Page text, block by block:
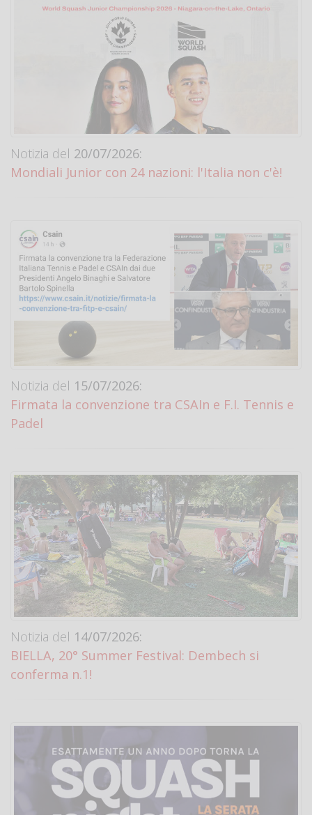
Notizia del 20/07/2026:
Mondiali Junior con 24 nazioni: l'Italia non c'è!
Notizia del 15/07/2026:
Firmata la convenzione tra CSAIn e F.I. Tennis e
Padel
Notizia del 14/07/2026:
BIELLA, 20° Summer Festival: Dembech si
conferma n.1!